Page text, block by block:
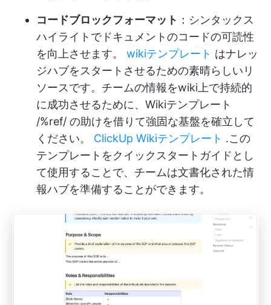
コードブロックフォーマット ：シンタックス
ハイライトでドキュメントのコードの可読性
を向上させます。 wikiテンプレート はナレッ
ジハブをスタートさせるための素晴らしいリ
ソースです。チームの情報をwiki上で持続的
に成功させるために、Wikiテンプレート
/%ref/ の助けを借りて強固な基盤を確立して
ください。 ClickUp Wikiテンプレート .この
テンプレートをクイックスタートガイドとし
て使用することで、チームは文書化された情
報ハブを準備することができます。